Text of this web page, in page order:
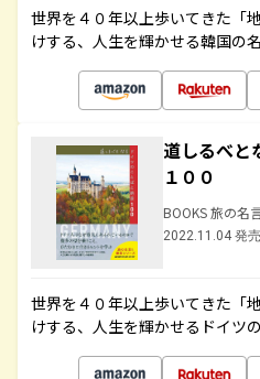
世界を４０年以上歩いてきた「
けする、人生を輝かせる韓国の
道しるべと
１００
BOOKS 旅の名
2022.11.04 発売
世界を４０年以上歩いてきた「
けする、人生を輝かせるドイツ